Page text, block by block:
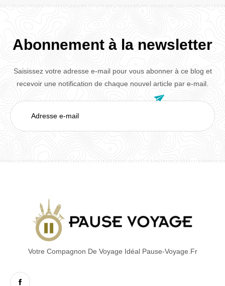
Abonnement à la newsletter
Saisissez votre adresse e-mail pour vous abonner à ce blog et
recevoir une notification de chaque nouvel article par e-mail.
Adresse
e-
mail

Votre Compagnon De Voyage Idéal Pause-Voyage.fr